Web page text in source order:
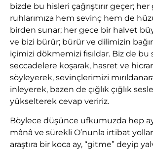
bizde bu hisleri çağrıştırır geçer;
ruhlarımıza hem sevinç hem de
birden sunar; her gece bir halvet
ve bizi bürür; bürür ve dilimizin
içimizi dökmemizi fısıldar. Biz de bu
seccadelere koşarak, hasret ve
söyleyerek, sevinçlerimizi
inleyerek, bazen de çığlık çığlık
yükselterek cevap veririz.
Böylece düşünce ufkumuzda hep
mânâ ve sürekli O’nunla irtibat
araştıra bir koca ay, “gitme” deyip